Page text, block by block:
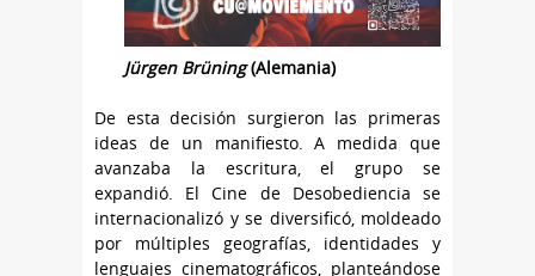
Jürgen Brüning (Alemania)
De esta decisión surgieron las primeras
ideas de un manifiesto. A medida que
avanzaba la escritura, el grupo se
expandió. El Cine de Desobediencia se
internacionalizó y se diversificó, moldeado
por múltiples geografías, identidades y
lenguajes cinematográficos, planteándose